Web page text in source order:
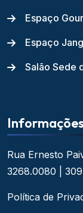
Espaço
Espaço
Salão Sede
Informações
Rua Ernesto
3268.0080 |
Política de